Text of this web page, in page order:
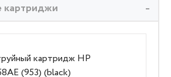
картриджи